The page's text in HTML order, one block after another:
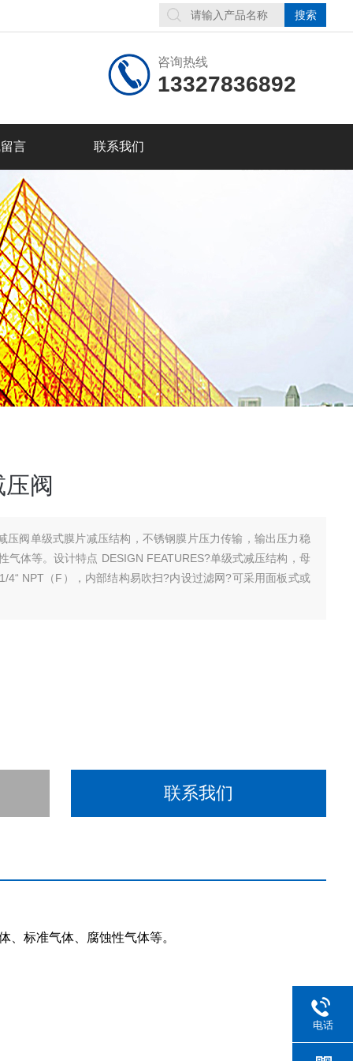
咨询热线
13327836892
言 联系我们
阀
压阀单级式膜片减压结构，不锈钢膜片压力传输，输出压力稳
气体等。设计特点 DESIGN FEATURES?单级式减压结构，母
4“ NPT（F），内部结构易吹扫?内设过滤网?可采用面板式或
联系我们
标准气体、腐蚀性气体等。
电话